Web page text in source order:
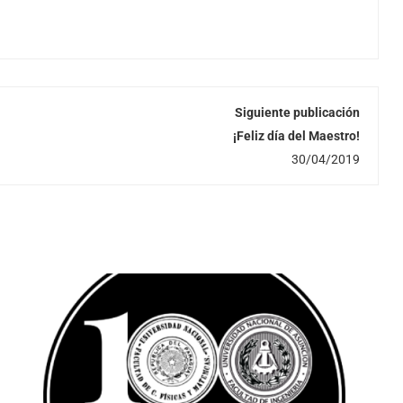
Siguiente publicación
¡Feliz día del Maestro!
30/04/2019